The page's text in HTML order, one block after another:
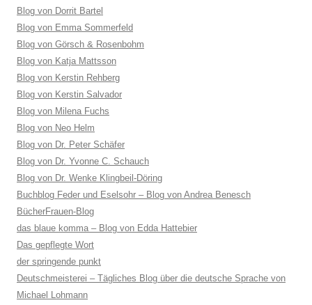
Blog von Dorrit Bartel
Blog von Emma Sommerfeld
Blog von Görsch & Rosenbohm
Blog von Katja Mattsson
Blog von Kerstin Rehberg
Blog von Kerstin Salvador
Blog von Milena Fuchs
Blog von Neo Helm
Blog von Dr. Peter Schäfer
Blog von Dr. Yvonne C. Schauch
Blog von Dr. Wenke Klingbeil-Döring
Buchblog Feder und Eselsohr – Blog von Andrea Benesch
BücherFrauen-Blog
das blaue komma – Blog von Edda Hattebier
Das gepflegte Wort
der springende punkt
Deutschmeisterei – Tägliches Blog über die deutsche Sprache von
Michael Lohmann